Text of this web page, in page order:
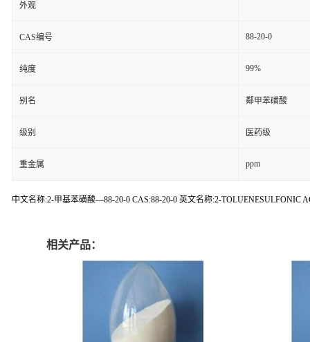
外观
CAS编号 88-20-0
纯度 99%
别名 鄰甲苯磺酸
级别 医药级
重金属 ppm
中文名称:2-甲基苯磺酸—88-20-0 CAS:88-20-0 英文名称:2-TOLUENESULFONIC
相关产品：